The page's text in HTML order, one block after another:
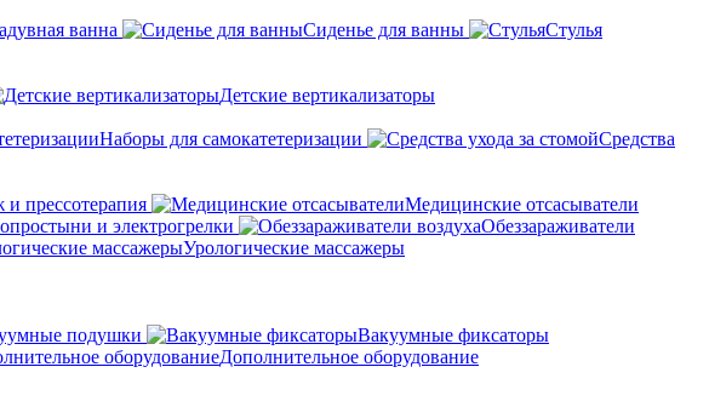
ванна Сиденье для ванны
Стулья
Детские вертикализаторы
Наборы для самокатетеризации
Средства
прессотерапия
Медицинские отсасыватели
и электрогрелки
Обеззараживатели
Урологические массажеры
подушки
Вакуумные фиксаторы
Дополнительное оборудование